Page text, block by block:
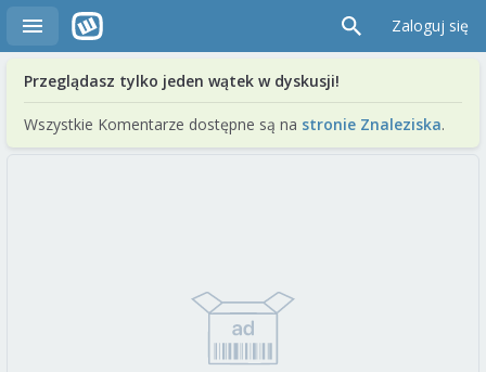
Zaloguj się
Przeglądasz tylko jeden wątek w dyskusji!
Wszystkie Komentarze dostępne są na stronie Znaleziska.